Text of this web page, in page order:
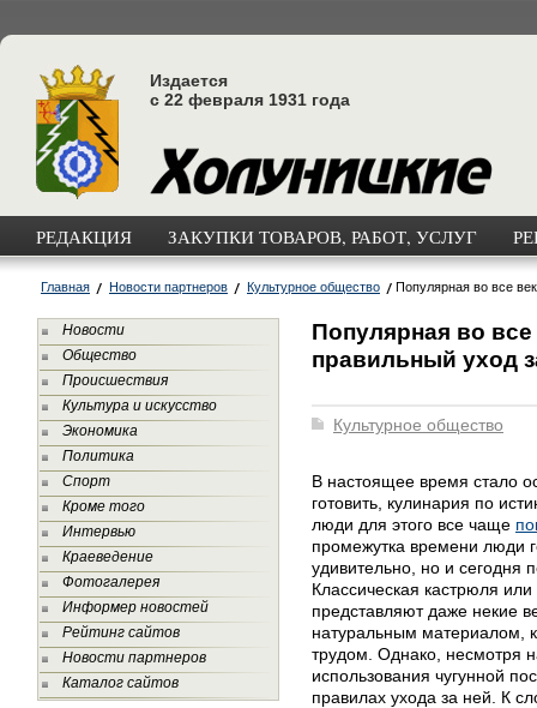
Издается
с 22 февраля 1931 года
РЕДАКЦИЯ ЗАКУПКИ ТОВАРОВ, РАБОТ, УСЛУГ
Главная Новости партнеров Культурное общество Популярная во все
Новости
Общество
Происшествия
Культура и искусство
Экономика
Политика
Спорт
Кроме того
Интервью
Краеведение
Фотогалерея
Информер новостей
Рейтинг сайтов
Новости партнеров
Каталог сайтов
Популярная во все
правильный уход
Культурное общество
В настоящее время стало
готовить, кулинария по
люди для этого все чаще
промежутка времени люди
удивительно, но и сегодня
Классическая кастрюля
представляют даже некие
натуральным материалом,
трудом. Однако, несмотря
использования чугунной
правилах ухода за ней. К